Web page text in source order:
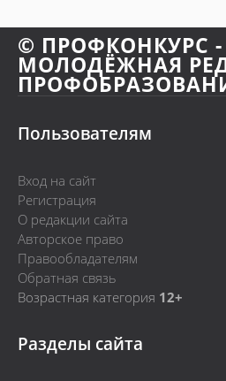
© ПРОФКОНКУРС -
МОЛОДЁЖНАЯ
Пользователям
Вход на сайт
Регистрация
О редакции сайта
Авторское право
Правообладателям
Обратная связь
Возрастная категория 12+
Разделы сайта